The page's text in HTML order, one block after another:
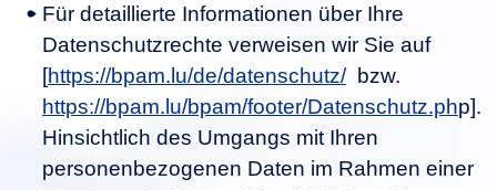
Für detaillierte Informationen über Ihre
Datenschutzrechte verweisen wir Sie auf
[https://bpam.lu/de/datenschutz/bzw.
https://bpam.lu/bpam/footer/Datenschutz.php].
Hinsichtlich des Umgangs mit Ihren
personenbezogenen Daten im Rahmen einer